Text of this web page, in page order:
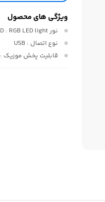
ویژگی های محصول
نور LED :RGB LED light
نوع اتصال : USB
قابلیت پخش موزیک :